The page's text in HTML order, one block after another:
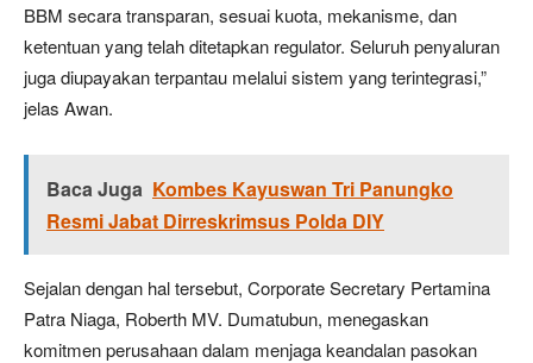
BBM secara transparan, sesuai kuota, mekanisme, dan
ketentuan yang telah ditetapkan regulator. Seluruh penyaluran
juga diupayakan terpantau melalui sistem yang terintegrasi,”
jelas Awan.
Baca Juga Kombes Kayuswan Tri Panungko
Resmi Jabat Dirreskrimsus Polda DIY
Sejalan dengan hal tersebut, Corporate Secretary Pertamina
Patra Niaga, Roberth MV. Dumatubun, menegaskan
komitmen perusahaan dalam menjaga keandalan pasokan